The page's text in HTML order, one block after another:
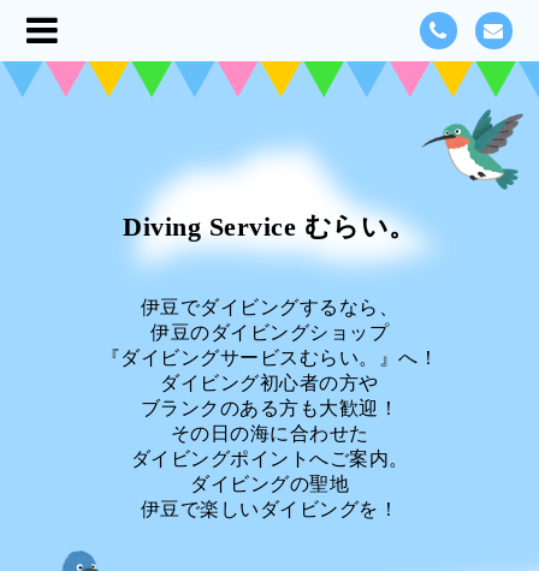
Diving Service むらい。
伊豆でダイビングするなら、
伊豆のダイビングショップ
『ダイビングサービスむらい。』へ！
ダイビング初心者の方や
ブランクのある方も大歓迎！
その日の海に合わせた
ダイビングポイントへご案内。
ダイビングの聖地
伊豆で楽しいダイビングを！